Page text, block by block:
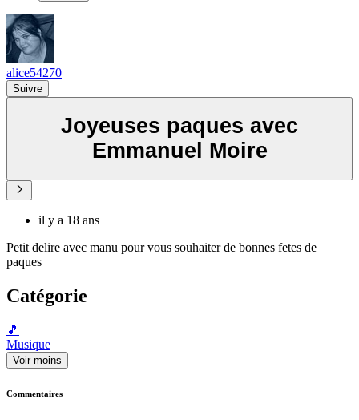
alice54270
Suivre
Joyeuses paques avec
Emmanuel Moire
il y a 18 ans
Petit delire avec manu pour vous souhaiter de bonnes fetes de
paques
Catégorie
🎵
Musique
Voir moins
Commentaires